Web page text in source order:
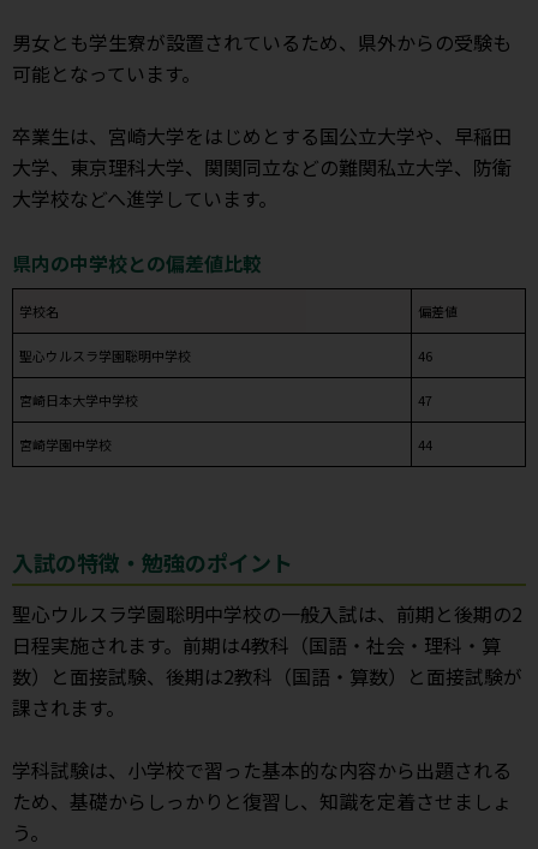
男女とも学生寮が設置されているため、県外からの受験も
可能となっています。
卒業生は、宮崎大学をはじめとする国公立大学や、早稲田
大学、東京理科大学、関関同立などの難関私立大学、防衛
大学校などへ進学しています。
県内の中学校との偏差値比較
学校名 偏差値
聖心ウルスラ学園聡明中学校 46
宮崎日本大学中学校 47
宮崎学園中学校 44
入試の特徴・勉強のポイント
聖心ウルスラ学園聡明中学校の一般入試は、前期と後期の2
日程実施されます。前期は4教科（国語・社会・理科・算
数）と面接試験、後期は2教科（国語・算数）と面接試験が
課されます。
学科試験は、小学校で習った基本的な内容から出題される
ため、基礎からしっかりと復習し、知識を定着させましょ
う。